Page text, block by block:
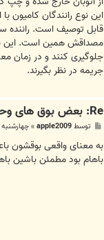
این نوع رانندگان کامیون
قابل توصیف است. راننده
مصداقش همین است. این
جلوگیری کنند و در زمان
جریمه در نظر بگیرند.
Re: بعض بوق های وحشتناک کامیون ها در شهر بایست ممنوع شود
ت
توسطapple2009
»چهارشنبه ۲۰ آذر ۱۳۹۲, ۹:۲۵ ق.ظ
به معنای واقعی بوقشون
باهام بود مطمئن باشین